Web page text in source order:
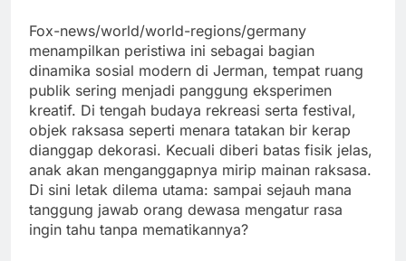
Fox-news/world/world-regions/germany
menampilkan peristiwa ini sebagai bagian
dinamika sosial modern di Jerman, tempat ruang
publik sering menjadi panggung eksperimen
kreatif. Di tengah budaya rekreasi serta festival,
objek raksasa seperti menara tatakan bir kerap
dianggap dekorasi. Kecuali diberi batas fisik jelas,
anak akan menganggapnya mirip mainan raksasa.
Di sini letak dilema utama: sampai sejauh mana
tanggung jawab orang dewasa mengatur rasa
ingin tahu tanpa mematikannya?